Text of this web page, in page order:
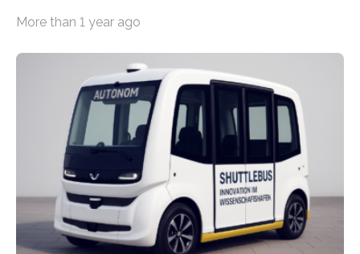
An dieser innovativen Idee arbeiten Forschende aus
das Fraunhofer Institut für Integrierte Schaltungen IIS
die kommunikationstechnische Umsetzung erforscht,
untersucht das IPH – Institut für Integrierte Produktion
Hannover gGmbH anhand von
Materialflusssimulationen, ob die dezentrale Steuerung
effizienter ist als die zentrale Steuerung. Dafür sucht
das IPH noch Unternehmen, die Interesse daran haben,
am realen Beispiel ihrer Fabrik…
More than 1 year ago